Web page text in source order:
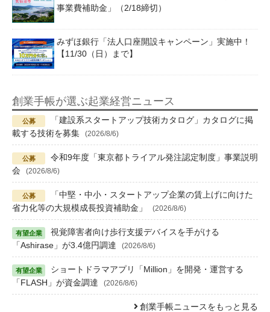
事業費補助金」（2/18締切）
みずほ銀行「法人口座開設キャンペーン」実施中！
【11/30（日）まで】
創業手帳が選ぶ起業経営ニュース
「建設系スタートアップ技術カタログ」カタログに掲
載する技術を募集
(2026/8/6)
令和9年度「東京都トライアル発注認定制度」事業説明
会
(2026/8/6)
「中堅・中小・スタートアップ企業の賃上げに向けた
省力化等の大規模成長投資補助金」
(2026/8/6)
視覚障害者向け歩行支援デバイスを手がける
「Ashirase」が3.4億円調達
(2026/8/6)
ショートドラマアプリ「Million」を開発・運営する
「FLASH」が資金調達
(2026/8/6)
創業手帳ニュースをもっと見る